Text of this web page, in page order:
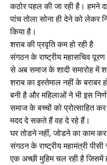
कठोर पहल की जा रही है। हमने
पांच तोला सोना ही देने को लेकर
किया है।
शराब की प्रवृति कम हो रही है
संगठन के राष्ट्रीय महासचिव
से अब समाज के शादी समारोह में
शराब का इस्तेमाल नहीं के बराबर
बनी है और महिलाओं ने भी इस
समाज के बच्चों को प्रोत्साहित
मदद दे सकते हैं वह दे रहे हैं।
घर तोडने नहीं, जोडने का काम
संगठन के राष्ट्रीय महामंत्री
एक अच्छी मुहिम चल रही है